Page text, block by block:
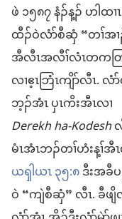
ဖဲ ၁၅၈၇ နံၣ်​န့ၣ် ဟါထၢ
ထီၣ်ဝဲ​လံာ်စီဆှံ “တၢ်​အ
အီလီၤ​အလီၢ်လံၤ​တ​ကတ
လၢ​ဧ့ၤဘြံၤ​ကျိာ်​လီၤ. လံ
ဘ့ၣ်​အံၤ ပှၤ​ကိး​အီၤ​လၢ
Derekh ha-Kodesh
မံၤ​အံၤ​ဘၣ်​တၢ်ဟံးန့ၢ်​အီ
ယၡါယၤ ၃၅:၈ဒီး​အခီ
ဝဲ “ကျဲ​စီဆှံ” လီၤ. ခီဖျိ​